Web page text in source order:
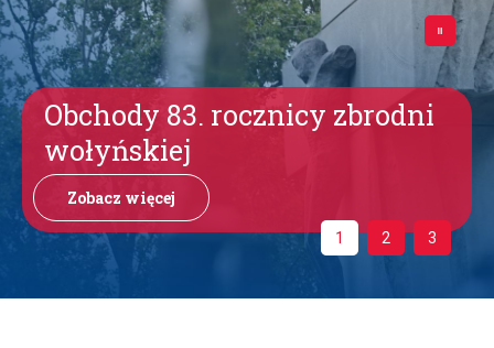
Obchody 83. rocznicy zbrodni
wołyńskiej
Zobacz więcej
1 2 3